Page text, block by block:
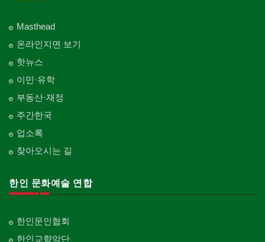
Masthead
온라인지면 보기
핫뉴스
이민·유학
부동산·재정
주간한국
업소록
찾아오시는 길
한인 문화예술 연합
한인문인협회
한인교향악단